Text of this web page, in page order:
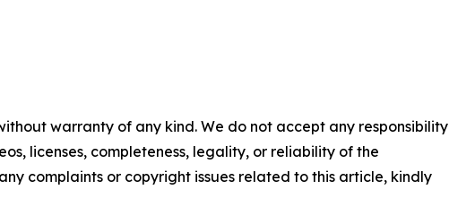
warranty of any kind. We do not accept any responsibility
licenses, completeness, legality, or reliability of the
complaints or copyright issues related to this article, kindly